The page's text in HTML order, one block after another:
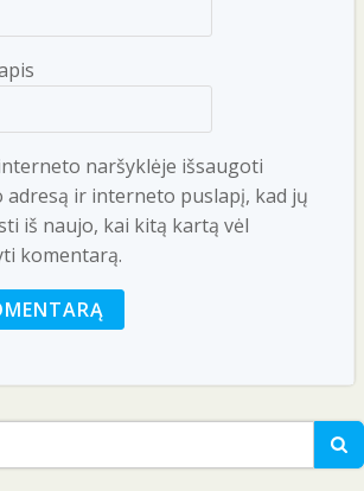
naršyklėje išsaugoti
adresą ir interneto puslapį, kad jų
iš naujo, kai kitą kartą vėl
komentarą.